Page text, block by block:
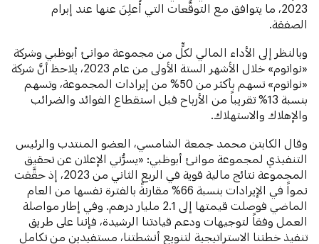
2023، ما يتوافق مع التوقُّعات التي أُعلِنَ عنها عند إبرام
الصفقة.
وبالنظر إلى الأداء المالي لكلٍّ من مجموعة موانئ أبوظبي وشركة
«نواتوم» خلال الأشهر الستة الأولى من عام 2023، يلاحظ أنَّ شركة
«نواتوم» تسهم بأكثر من 50% من إيرادات المجموعة، وتسهم
بنسبة 13% تقريباً من الأرباح قبل استقطاع الفوائد والضرائب
والإهلاك والاستهلاك.
وقال الكابتن محمد جمعة الشامسي، العضو المنتدب والرئيس
التنفيذي لمجموعة موانئ أبوظبي: «يسرُّني الإعلان عن تحقيق
المجموعة نتائج مالية قوية في الربع الثاني من 2023، إذ حقَّقت
نمواً في الإيرادات بنسبة 66% مقارنةً بالفترة نفسها من العام
الماضي فوصلت قيمتها إلى 2.1 مليار درهم. وفي إطار مواصلة
العمل وفقاً لتوجيهات ودعم قيادتنا الرشيدة، فإننا على طريق
تنفيذ خطتنا الاستراتيجية لتنويع أنشطتنا، مستفيدين من تكامل